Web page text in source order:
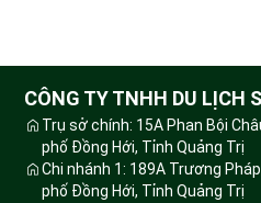
CÔNG TY TNHH DU LỊCH
Trụ sở chính: 15A Phan Bội
phố Đồng Hới, Tỉnh Quảng Trị
Chi nhánh 1: 189A Trương
phố Đồng Hới, Tỉnh Quảng Trị